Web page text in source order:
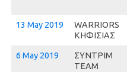
13 May 2019
WARRIORS
ΚΗΦΙΣΙΑΣ
6 May 2019
ΣΥΝΤΡΙΜ
ΤΕΑΜ